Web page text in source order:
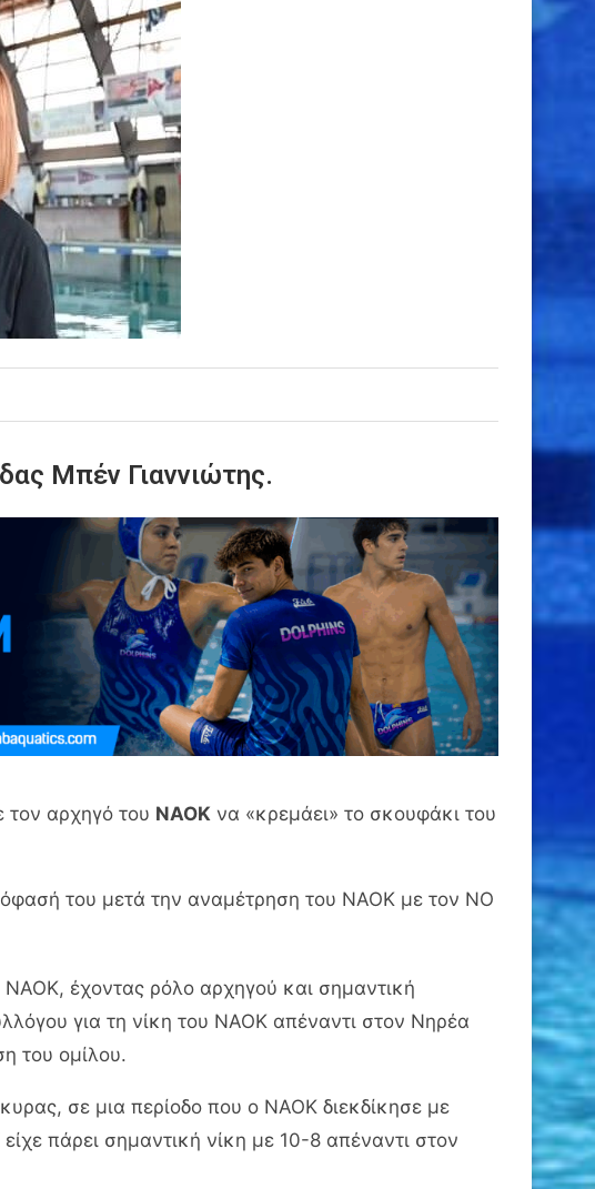
Μπέν Γιαννιώτης.
τον αρχηγό του ΝΑΟΚ να «κρεμάει» το σκουφάκι του
του μετά την αναμέτρηση του ΝΑΟΚ με τον ΝΟ
ΝΑΟΚ, έχοντας ρόλο αρχηγού και σημαντική
για τη νίκη του ΝΑΟΚ απέναντι στον Νηρέα
του ομίλου.
σε μια περίοδο που ο ΝΑΟΚ διεκδίκησε με
πάρει σημαντική νίκη με 10-8 απέναντι στον